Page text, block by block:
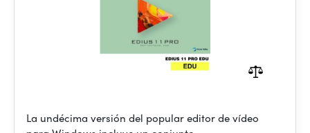
La undécima versión del popular editor de vídeo